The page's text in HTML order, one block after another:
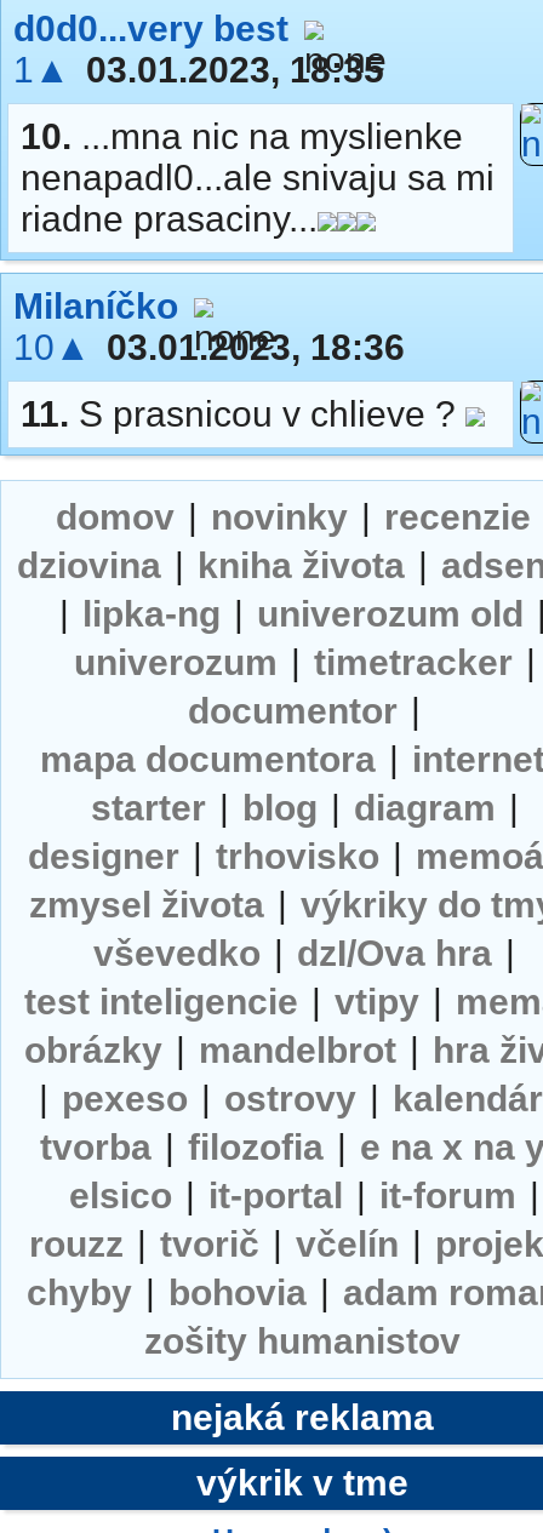
d0d0...very best
1▲
03.01.2023, 18:35
10. ...mna nic na myslienke
nenapadl0...ale snivaju sa mi
riadne prasaciny...
Milaníčko
10▲
03.01.2023, 18:36
11. S prasnicou v chlieve ?
domov | novinky | recenzie
dziovina | kniha života |
| lipka-ng | univerozum old
univerozum | timetracker |
documentor |
mapa documentora |
starter | blog | diagram |
designer | trhovisko |
zmysel života | výkriky do
vševedko | dzI/Ova hra |
test inteligencie | vtipy |
obrázky | mandelbrot | hra
| pexeso | ostrovy | kalendár
tvorba | filozofia | e na x na
elsico | it-portal | it-forum |
rouzz | tvorič | včelín |
chyby | bohovia | adam
zošity humanistov
nejaká reklama
výkrik v tme